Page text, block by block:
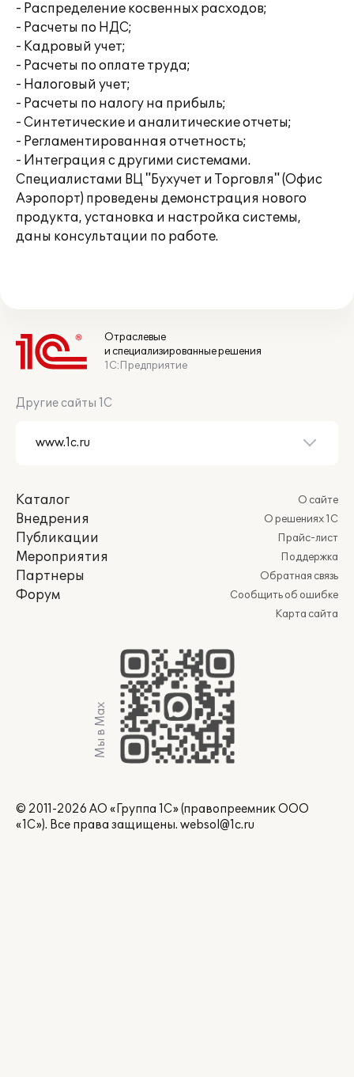
- Распределение косвенных расходов;
- Расчеты по НДС;
- Кадровый учет;
- Расчеты по оплате труда;
- Налоговый учет;
- Расчеты по налогу на прибыль;
- Синтетические и аналитические отчеты;
- Регламентированная отчетность;
- Интеграция с другими системами.
Специалистами ВЦ "Бухучет и Торговля" (Офис
Аэропорт) проведены демонстрация нового
продукта, установка и настройка системы,
даны консультации по работе.
Отраслевые
и специализированные решения
1С:Предприятие
Другие сайты 1С
Каталог
Внедрения
Публикации
Мероприятия
Партнеры
Форум
О сайте
О решениях 1С
Прайс-лист
Поддержка
Обратная связь
Сообщить об ошибке
Карта сайта
Мы в Max
© 2011-2026 АО «Группа 1С» (правопреемник ООО
«1С»). Все права защищены. websol@1c.ru